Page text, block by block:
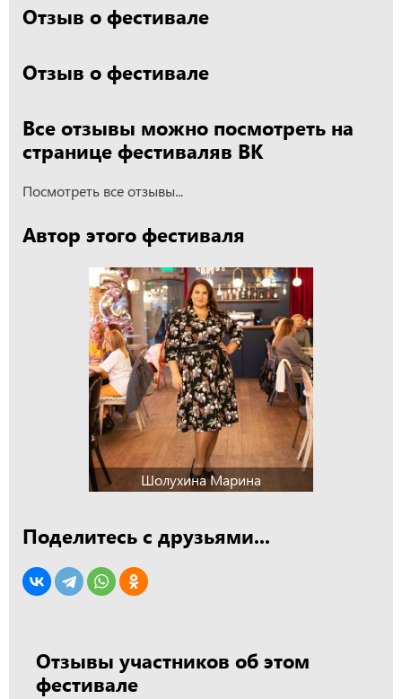
Отзыв о фестивале
Отзыв о фестивале
Все отзывы можно посмотреть на
странице фестиваляв ВК
Посмотреть все отзывы...
Автор этого фестиваля
Шолухина Марина
Поделитесь с друзьями...
Отзывы участников об этом
фестивале